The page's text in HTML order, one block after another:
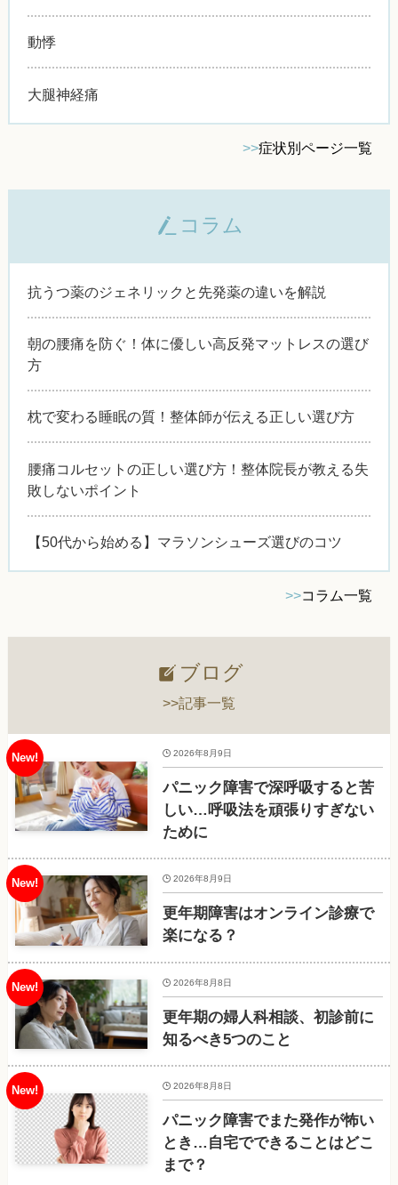
動悸
大腿神経痛
>>症状別ページ一覧
コラム
抗うつ薬のジェネリックと先発薬の違いを解説
朝の腰痛を防ぐ！体に優しい高反発マットレスの選び
方
枕で変わる睡眠の質！整体師が伝える正しい選び方
腰痛コルセットの正しい選び方！整体院長が教える失
敗しないポイント
【50代から始める】マラソンシューズ選びのコツ
>>コラム一覧
ブログ
>>記事一覧
パニック障害で深呼吸すると苦
しい…呼吸法を頑張りすぎない
ために
2026年8月9日
更年期障害はオンライン診療で
楽になる？
2026年8月9日
更年期の婦人科相談、初診前に
知るべき5つのこと
2026年8月8日
パニック障害でまた発作が怖い
とき…自宅でできることはどこ
まで？
2026年8月8日